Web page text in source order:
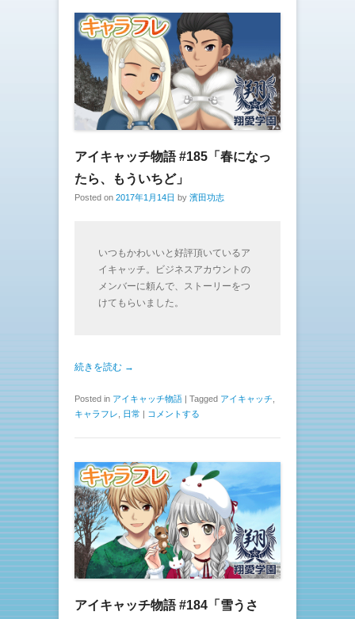
アイキャッチ物語 #185「春になっ
たら、もういちど」
Posted on 2017年1月14日 by 濱田功志
いつもかわいいと好評頂いているア
イキャッチ。ビジネスアカウントの
メンバーに頼んで、ストーリーをつ
けてもらいました。
続きを読む →
Posted in アイキャッチ物語 | Tagged アイキャッチ
キャラフレ
日常 | コメントする
アイキャッチ物語 #184「雪うさ